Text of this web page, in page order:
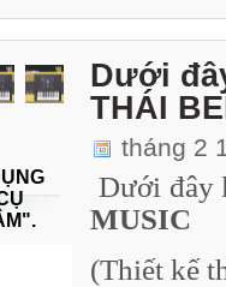
Dưới
THÁI
tháng 2
Dưới đây
MUSIC
(Thiết kế